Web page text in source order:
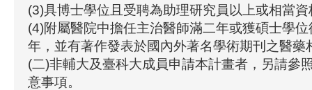
(3)具博士學位且受聘為助理研究員以上或相當
(4)附屬醫院中擔任主治醫師滿二年或獲碩士學
年，並有著作發表於國內外著名學術期刊之醫藥
(二)非輔大及臺科大成員申請本計畫者，另請參
意事項。